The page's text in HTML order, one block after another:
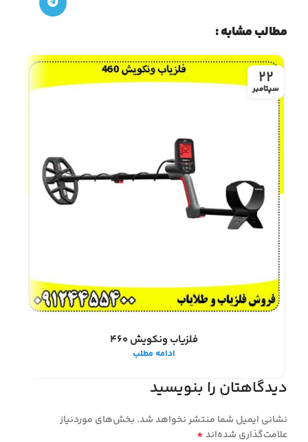
مطالب مشابه :
22
سپتامبر
فلزیاب ونکویش 460
ادامه مطلب
دیدگاهتان را بنویسید
نشانی ایمیل شما منتشر نخواهد شد. بخش‌های موردنیاز
علامت‌گذاری شده‌اند*